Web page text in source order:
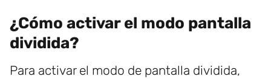
¿Cómo activar el modo pantalla
dividida?
Para activar el modo de pantalla dividida,